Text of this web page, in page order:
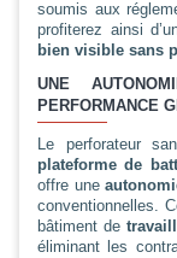
soumis aux
profiterez ainsi
bien visible sans
UNE
PERFORMANCE
Le perforateur
plateforme de
offre une
conventionnelles.
bâtiment de
éliminant les